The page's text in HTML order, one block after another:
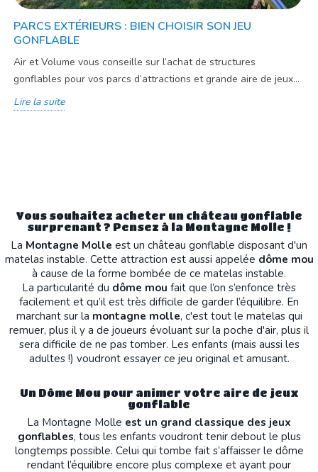
PARCS EXTÉRIEURS : BIEN CHOISIR SON JEU
GONFLABLE
Air et Volume vous conseille sur l’achat de structures
gonflables pour vos parcs d’attractions et grande aire de jeux...
Lire la suite
Vous souhaitez acheter un château gonflable
surprenant ? Pensez à la Montagne Molle !
La Montagne Molle est un château gonflable disposant d'un
matelas instable. Cette attraction est aussi appelée dôme mou
à cause de la forme bombée de ce matelas instable.
La particularité du dôme mou fait que l’on s’enfonce très
facilement et qu’il est très difficile de garder l’équilibre. En
marchant sur la montagne molle, c'est tout le matelas qui
remuer, plus il y a de joueurs évoluant sur la poche d'air, plus il
sera difficile de ne pas tomber. Les enfants (mais aussi les
adultes !) voudront essayer ce jeu original et amusant.
Un Dôme Mou pour animer votre aire de jeux
gonflable
La Montagne Molle est un grand classique des jeux
gonflables, tous les enfants voudront tenir debout le plus
longtemps possible. Celui qui tombe fait s’affaisser le dôme
rendant l’équilibre encore plus complexe et ayant pour